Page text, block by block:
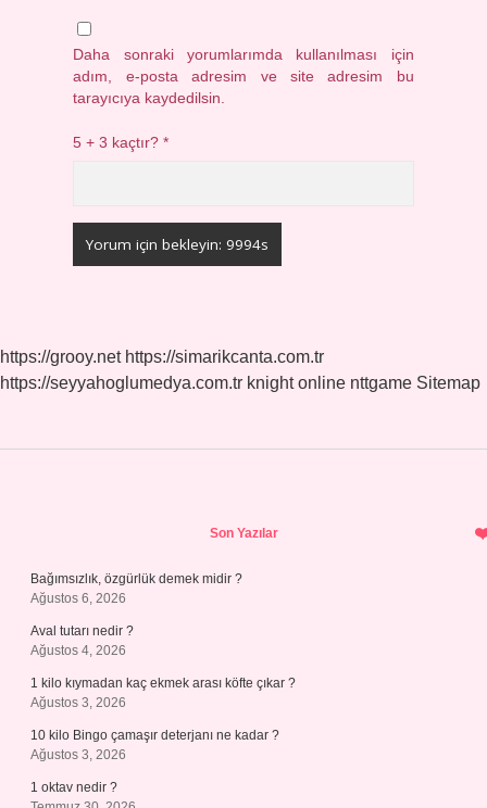
Daha sonraki yorumlarımda kullanılması için
adım, e-posta adresim ve site adresim bu
tarayıcıya kaydedilsin.
5 + 3 kaçtır?*
https://grooy.net https://simarikcanta.com.tr
https://seyyahoglumedya.com.tr knight online nttgame Sitemap
Son Yazılar
Bağımsızlık, özgürlük demek midir ?
Ağustos 6, 2026
Aval tutarı nedir ?
Ağustos 4, 2026
1 kilo kıymadan kaç ekmek arası köfte çıkar ?
Ağustos 3, 2026
10 kilo Bingo çamaşır deterjanı ne kadar ?
Ağustos 3, 2026
1 oktav nedir ?